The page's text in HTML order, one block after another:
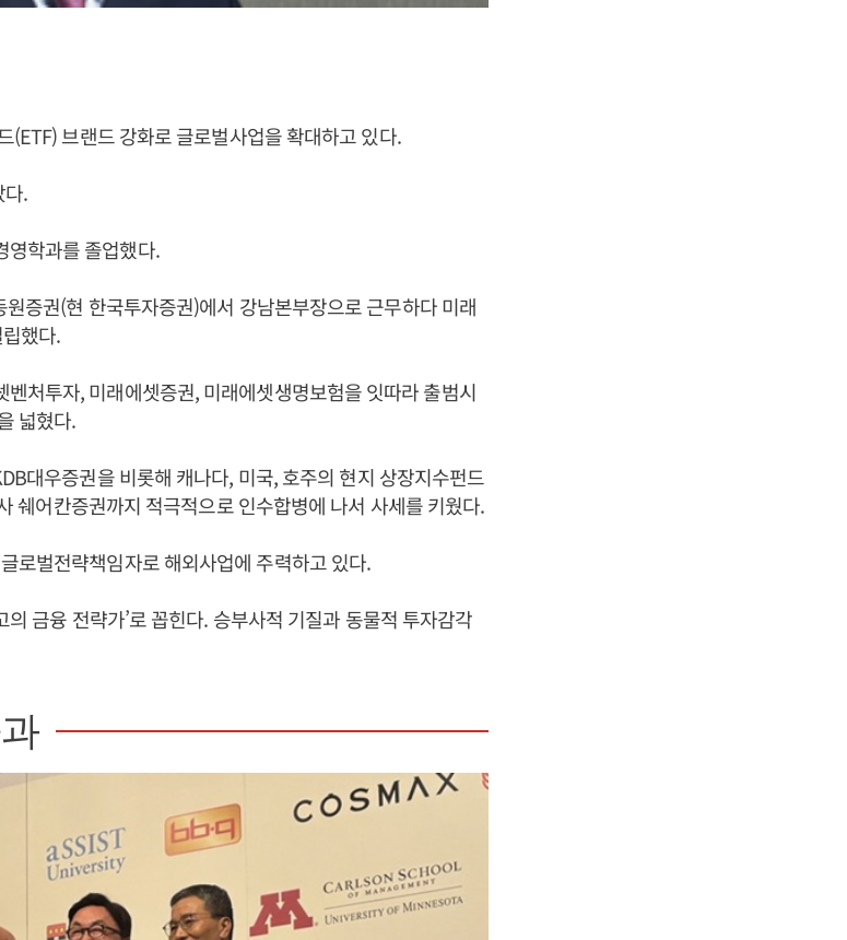
(ETF) 브랜드 강화로 글로벌사업을 확대하고 있다.
.
영학과를 졸업했다.
증권(현 한국투자증권)에서 강남본부장으로 근무하다 미래
했다.
처투자, 미래에셋증권, 미래에셋생명보험을 잇따라 출범시
넓혔다.
대우증권을 비롯해 캐나다, 미국, 호주의 현지 상장지수펀드
쉐어칸증권까지 적극적으로 인수합병에 나서 사세를 키웠다.
로벌전략책임자로 해외사업에 주력하고 있다.
의 금융 전략가’로 꼽힌다. 승부사적 기질과 동물적 투자감각